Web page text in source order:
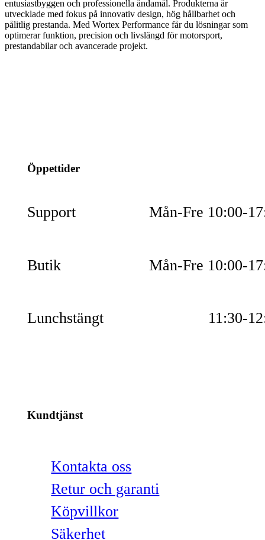
entusiastbyggen och professionella ändamål. Produkterna är
utvecklade med fokus på innovativ design, hög hållbarhet och
pålitlig prestanda. Med Wortex Performance får du lösningar som
optimerar funktion, precision och livslängd för motorsport,
prestandabilar och avancerade projekt.
Öppettider
Support Mån-Fre 10:00-
Butik Mån-Fre 10:00-
Lunchstängt 11:30-
Kundtjänst
Kontakta oss
Retur och garanti
Köpvillkor
Säkerhet